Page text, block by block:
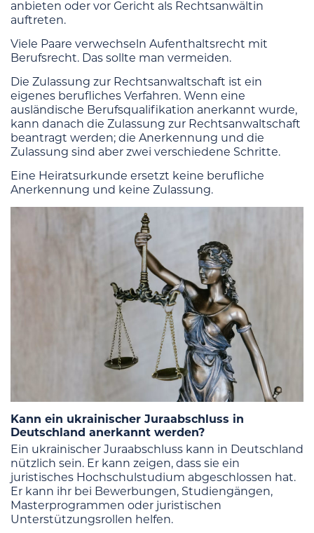
anbieten oder vor Gericht als Rechtsanwältin
auftreten.
Viele Paare verwechseln Aufenthaltsrecht mit
Berufsrecht. Das sollte man vermeiden.
Die Zulassung zur Rechtsanwaltschaft ist ein
eigenes berufliches Verfahren. Wenn eine
ausländische Berufsqualifikation anerkannt wurde,
kann danach die Zulassung zur Rechtsanwaltschaft
beantragt werden; die Anerkennung und die
Zulassung sind aber zwei verschiedene Schritte.
Eine Heiratsurkunde ersetzt keine berufliche
Anerkennung und keine Zulassung.
Kann ein ukrainischer Juraabschluss in
Deutschland anerkannt werden?
Ein ukrainischer Juraabschluss kann in Deutschland
nützlich sein. Er kann zeigen, dass sie ein
juristisches Hochschulstudium abgeschlossen hat.
Er kann ihr bei Bewerbungen, Studiengängen,
Masterprogrammen oder juristischen
Unterstützungsrollen helfen.